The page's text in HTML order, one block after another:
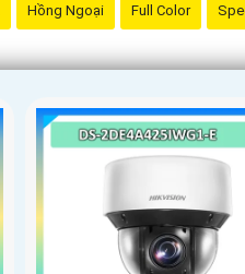
Hồng Ngoại Full Color